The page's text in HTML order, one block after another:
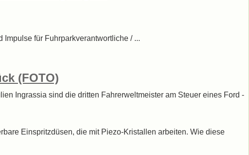
für Fuhrparkverantwortliche / ...
(FOTO)
Ingrassia sind die dritten Fahrerweltmeister am Steuer eines Ford -
Einspritzdüsen, die mit Piezo-Kristallen arbeiten. Wie diese